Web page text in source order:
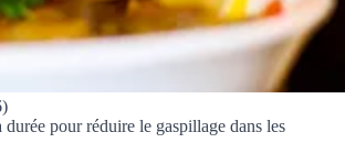
pour réduire le gaspillage dans les